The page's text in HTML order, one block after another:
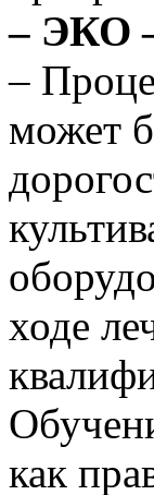
– ЭКО
–
может
ходе
как